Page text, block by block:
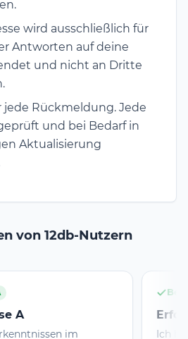
wird ausschließlich für
Antworten auf deine
und nicht an Dritte
jede Rückmeldung. Jede
und bei Bedarf in
Aktualisierung
von 12db-Nutzern
A
im
Ich